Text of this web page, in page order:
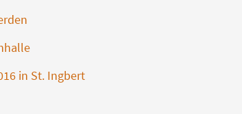
in St. Ingbert